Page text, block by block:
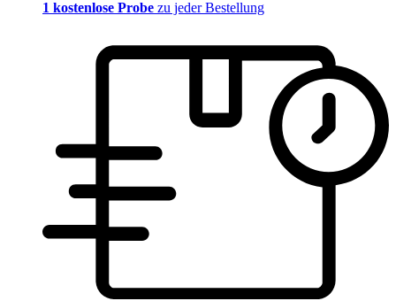
1 kostenlose Probe zu jeder Bestellung